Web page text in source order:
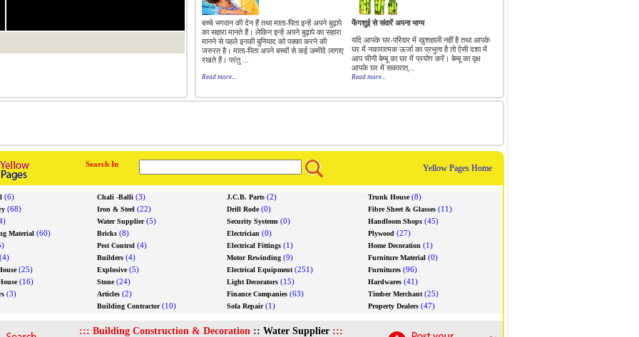
1/0
बच्चे भगवान की देन हैं तथा माता-पिता इन्हें अपने बुढ़ापे
का सहारा मानते हैं। लेकिन इन्हें अपने बुढ़ापे का सहारा
मानने से पहले इनकी बुनियाद को पक्का करने की
जरुरत है। माता-पिता अपने बच्चों से कई उम्मीदें लागाए
रखते हैं। परंतु ...
Read more...
फेंगशुई से संवारें अपना भाग्य
यदि आपके घर-परिवार में खुशहाली नहीं है तथा आपके
घर में नकारात्मक ऊर्जा का प्रभुत्व है तो ऐसी दशा में
आप चीनी बेम्बू का घर में प्रयोग करें। बेम्बू का वृक्ष
आपके घर में सकारात्...
Read more...
Search In Yellow Pages Home
(6)
(68)
Material(60)
(25)
(16)
(3)
Chali -Balli(3)
Iron & Steel(22)
Water Supplier(5)
Bricks(8)
Pest Control(4)
Builders(4)
Explosive(5)
Stone(24)
Articles(2)
Building Contractor(10)
J.C.B. Parts(2)
Drill Rode(0)
Security Systems(0)
Electrician (0)
Electrical Fittings(1)
Motor Rewinding(9)
Electrical Equipment(251)
Light Decorators(15)
Finance Companies(63)
Sofa Repair(1)
Trunk House(8)
Fibre Sheet & Glasses(11)
Handloom Shops(45)
Plywood (27)
Home Decoration (1)
Furniture Material(0)
Furnitures(96)
Hardwares(41)
Timber Merchant(25)
Property Dealers(47)
::: Building Construction & Decoration :: Water Supplier :::